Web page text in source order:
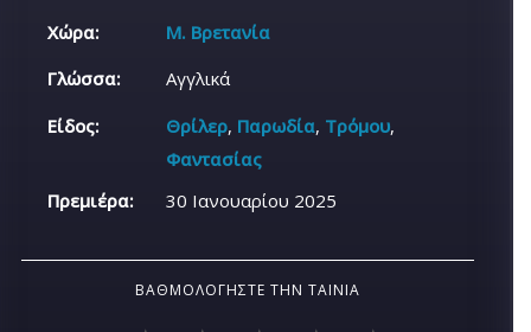
Χώρα:
Μ. Βρετανία
Γλώσσα:
Αγγλικά
Είδος:
Θρίλερ, Παρωδία, Τρόμου,
Φαντασίας
Πρεμιέρα:
30 Ιανουαρίου 2025
ΒΑΘΜΟΛΟΓΉΣΤΕ ΤΗΝ ΤΑΙΝΊΑ